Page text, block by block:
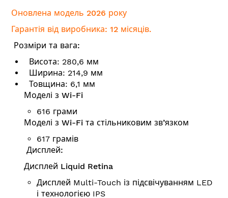
Оновлена модель 2026 року
Гарантія від виробника: 12 місяців.
Розміри та вага:
Висота: 280,6 мм
Ширина: 214,9 мм
Товщина: 6,1 мм
Моделі з Wi-Fi
616 грами
Моделі з Wi-Fi та стільниковим зв’язком
617 грамів
Дисплей:
Дисплей Liquid Retina
Дисплей Multi-Touch із підсвічуванням LED
і технологією IPS